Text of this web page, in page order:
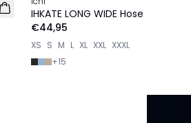
IHKATE LONG WIDE Hose
€44,95
XS S M L XL XXL XXXL
+15